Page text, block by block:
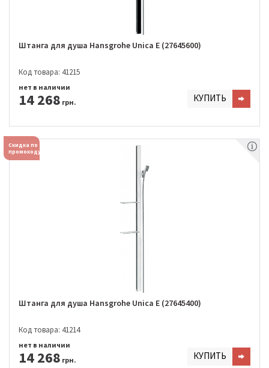
Штанга для душа Hansgrohe Unica E (27645600)
Код товара: 41215
14 268 грн.
нет в наличии
КУПИТЬ
Скидка по
промокоду
Штанга для душа Hansgrohe Unica E (27645400)
Код товара: 41214
14 268 грн.
нет в наличии
КУПИТЬ